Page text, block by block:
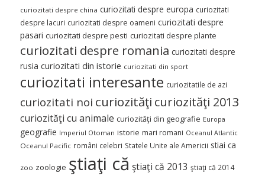
curiozitati despre china curiozitati despre europa curiozitati
despre lacuri curiozitati despre oameni curiozitati despre
pasari curiozitati despre pesti curiozitati despre plante
curiozitati despre romania curiozitati despre
rusia curiozitati din istorie curiozitati din sport
curiozitati interesante curiozitatile de azi
curiozitati noi curiozităţi curiozităţi 2013
curiozităţi cu animale curiozităţi din geografie Europa
geografie Imperiul Otoman istorie mari romani Oceanul Atlantic
Oceanul Pacific români celebri Statele Unite ale Americii stiai ca
zoo zoologie ştiaţi că ştiaţi că 2013 ştiaţi că 2014